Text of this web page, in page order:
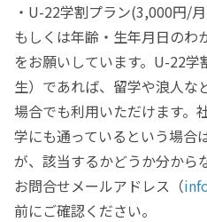
・U-22学割プラン(3,000円/
もしくは年齢・生年月日のわ
をお願いしています。U-22
生）であれば、留学や浪人な
場合でも利用いただけます。
学にも通っているという場合
が、該当するかどうか分から
お問合せメールアドレス（
前にご確認ください。